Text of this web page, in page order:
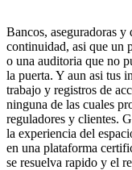
Bancos, aseguradoras
continuidad, asi que un
o una auditoria que no
la puerta. Y aun asi tus
trabajo y registros de
ninguna de las cuales
reguladores y clientes.
la experiencia del
en una plataforma
se resuelva rapido y el